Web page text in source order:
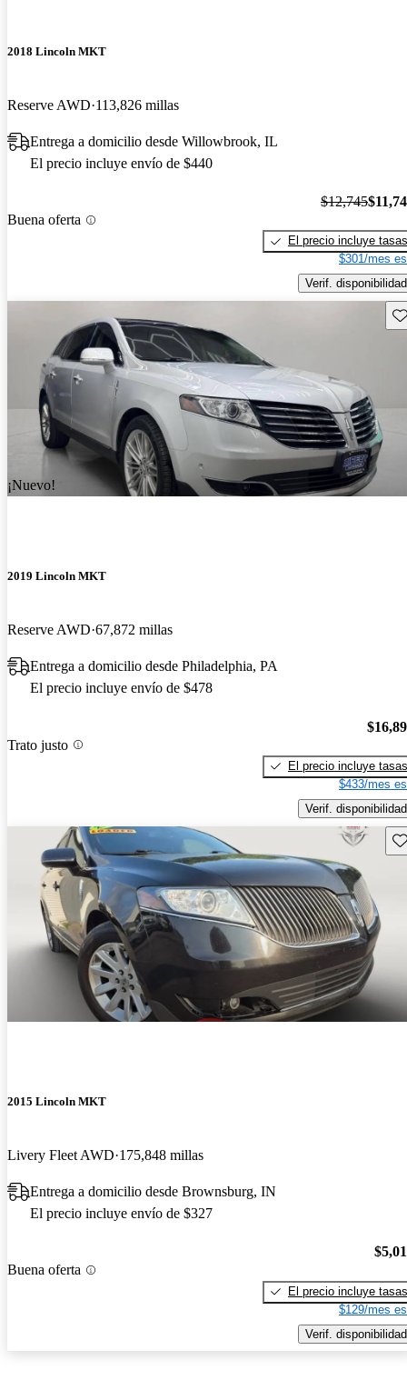
2018 Lincoln MKT
Reserve AWD 113,826 millas
Entrega a domicilio desde Willowbrook, IL
El precio incluye envío de $440
Buena oferta
$12,745
El precio incluye tasas
$301/mes
Verif. disponibilidad
¡Nuevo!
2019 Lincoln MKT
Reserve AWD 67,872 millas
Entrega a domicilio desde Philadelphia, PA
El precio incluye envío de $478
Trato justo
El precio incluye tasas
$433/mes
Verif. disponibilidad
2015 Lincoln MKT
Livery Fleet AWD 175,848 millas
Entrega a domicilio desde Brownsburg, IN
El precio incluye envío de $327
Buena oferta
El precio incluye tasas
$129/mes
Verif. disponibilidad